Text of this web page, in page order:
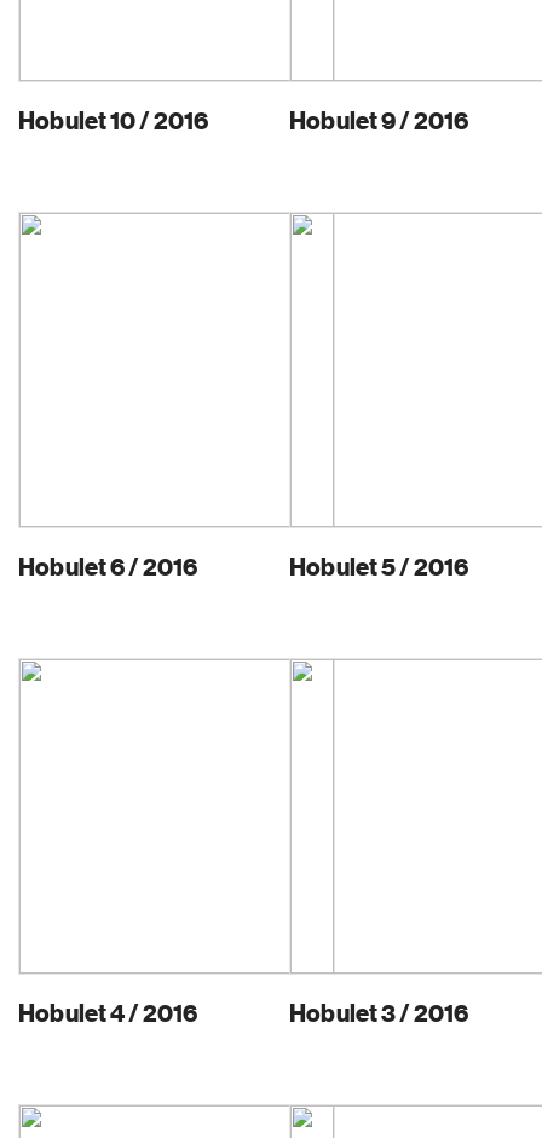
Hobulet 10 / 2016 Hobulet 9 / 2016
Hobulet 6 / 2016 Hobulet 5 / 2016
Hobulet 4 / 2016 Hobulet 3 / 2016